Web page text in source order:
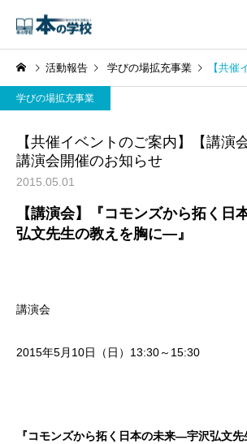
活動報告 学びの場拡充事業 【共催イベントの
学びの場拡充事業
【共催イベントのご案内】【講演
講演会開催のお知らせ
2015.05.01
【講演会】『コモンズから拓く
弘文先生の教えを胸に―』
講演会
2015年5月10日（日）13:30～15:30
『コモンズから拓く日本の未来―宇沢弘文